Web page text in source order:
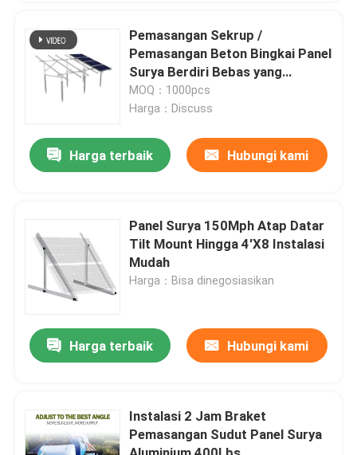
Pemasangan Sekrup /
Pemasangan Beton Bingkai Panel
Surya Berdiri Bebas yang
Disesuaikan
MOQ：1000pcs
Harga：Discuss
Harga terbaik Hubungi kami
Panel Surya 150Mph Atap Datar
Tilt Mount Hingga 4'X8 Instalasi
Mudah
Harga：Bisa dinegosiasikan
Harga terbaik Hubungi kami
Instalasi 2 Jam Braket
Pemasangan Sudut Panel Surya